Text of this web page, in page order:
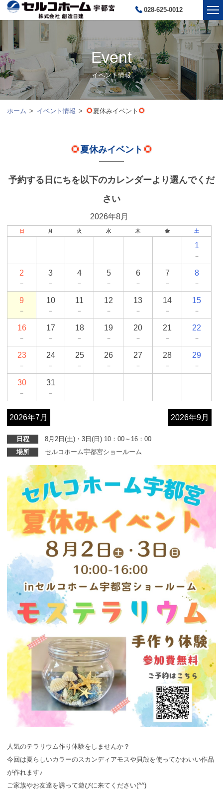
028-625-0012
Event
イベント情報
ホーム イベント情報 夏休みイベント
夏休みイベント
予約する日にちを以下のカレンダーより選んでくだ
さい
2026年8月
日 月 火 水 木 金 土
1
－
2
－
3
－
4
－
5
－
6
－
7
－
8
－
9
－
10
－
11
－
12
－
13
－
14
－
15
－
16
－
17
－
18
－
19
－
20
－
21
－
22
－
23
－
24
－
25
－
26
－
27
－
28
－
29
－
30
－
31
－
2026年7月 2026年9月
日程
8月2日(土)・3日(日) 10：00～16：00
場所
セルコホーム宇都宮ショールーム
人気のテラリウム作り体験をしませんか？
今回は夏らしいカラーのスカンディアモスや貝殻を使ってかわいい作品
が作れます♪
ご家族やお友達を誘って遊びに来てください(^^)